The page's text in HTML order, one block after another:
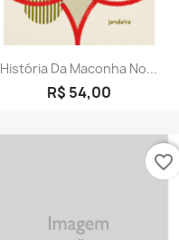
Visualização rápida
História Da Maconha No...
R$ 54,00
favorite_border